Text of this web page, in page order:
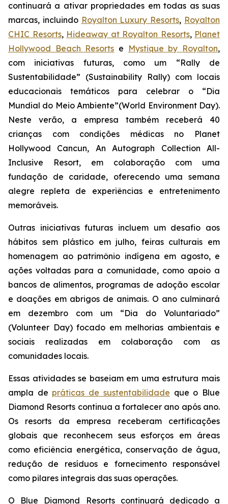
continuará a ativar propriedades em todas as suas
marcas, incluindo Royalton Luxury Resorts, Royalton
CHIC Resorts, Hideaway at Royalton Resorts, Planet
Hollywood Beach Resorts e Mystique by Royalton,
com iniciativas futuras, como um “Rally de
Sustentabilidade” (Sustainability Rally) com locais
educacionais temáticos para celebrar o “Dia
Mundial do Meio Ambiente”(World Environment Day).
Neste verão, a empresa também receberá 40
crianças com condições médicas no Planet
Hollywood Cancun, An Autograph Collection All-
Inclusive Resort, em colaboração com uma
fundação de caridade, oferecendo uma semana
alegre repleta de experiências e entretenimento
memoráveis.
Outras iniciativas futuras incluem um desafio aos
hábitos sem plástico em julho, feiras culturais em
homenagem ao patrimônio indígena em agosto, e
ações voltadas para a comunidade, como apoio a
bancos de alimentos, programas de adoção escolar
e doações em abrigos de animais. O ano culminará
em dezembro com um “Dia do Voluntariado”
(Volunteer Day) focado em melhorias ambientais e
sociais realizadas em colaboração com as
comunidades locais.
Essas atividades se baseiam em uma estrutura mais
ampla de práticas de sustentabilidade que o Blue
Diamond Resorts continua a fortalecer ano após ano.
Os resorts da empresa receberam certificações
globais que reconhecem seus esforços em áreas
como eficiência energética, conservação de água,
redução de resíduos e fornecimento responsável
como pilares integrais das suas operações.
O Blue Diamond Resorts continuará dedicado a